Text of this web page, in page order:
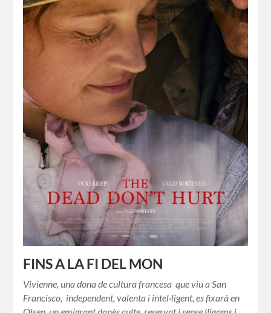
FINS A LA FI DEL MON
Vivienne, una dona de cultura francesa que viu a San
Francisco, independent, valenta i intel·ligent, es fixarà en